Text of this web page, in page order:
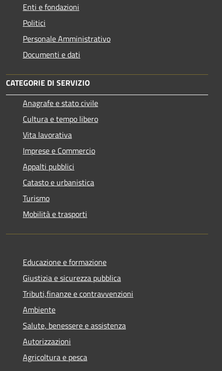
Enti e fondazioni
Politici
Personale Amministrativo
Documenti e dati
CATEGORIE DI SERVIZIO
Anagrafe e stato civile
Cultura e tempo libero
Vita lavorativa
Imprese e Commercio
Appalti pubblici
Catasto e urbanistica
Turismo
Mobilità e trasporti
Educazione e formazione
Giustizia e sicurezza pubblica
Tributi,finanze e contravvenzioni
Ambiente
Salute, benessere e assistenza
Autorizzazioni
Agricoltura e pesca